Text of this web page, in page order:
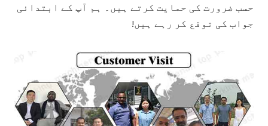
حسب ضرورت کی حمایت کرتے ہیں۔ ہم آپ کے ابتدائی
جواب کی توقع کر رہے ہیں!